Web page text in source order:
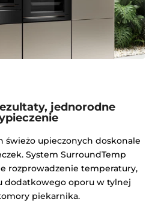
jednorodne
świeżo upieczonych doskonale
System SurroundTemp
rozprowadzenie temperatury,
dodatkowego oporu w tylnej
piekarnika.